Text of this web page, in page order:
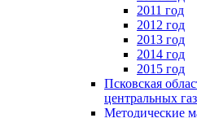
2011 год
2012 год
2013 год
2014 год
2015 год
Псковская
центральных
Методические